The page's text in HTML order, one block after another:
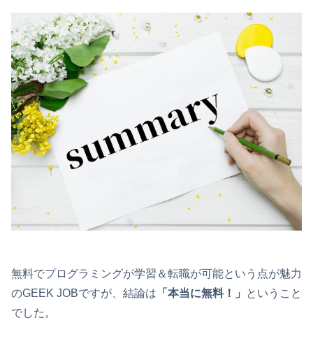
無料でプログラミングが学習＆転職が可能という点が魅力
のGEEK JOBですが、結論は 「本当に無料！」
ということ
でした。